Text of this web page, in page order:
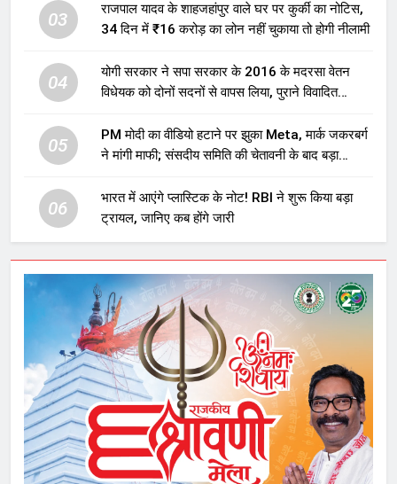
03
राजपाल यादव के शाहजहांपुर वाले घर पर कुर्की का नोटिस,
34 दिन में ₹16 करोड़ का लोन नहीं चुकाया तो होगी नीलामी
04
योगी सरकार ने सपा सरकार के 2016 के मदरसा वेतन
विधेयक को दोनों सदनों से वापस लिया, पुराने विवादित
05
PM मोदी का वीडियो हटाने पर झुका Meta, मार्क जकरबर्ग
ने मांगी माफी; संसदीय समिति की चेतावनी के बाद बड़ा
06
भारत में आएंगे प्लास्टिक के नोट! RBI ने शुरू किया बड़ा
ट्रायल, जानिए कब होंगे जारी